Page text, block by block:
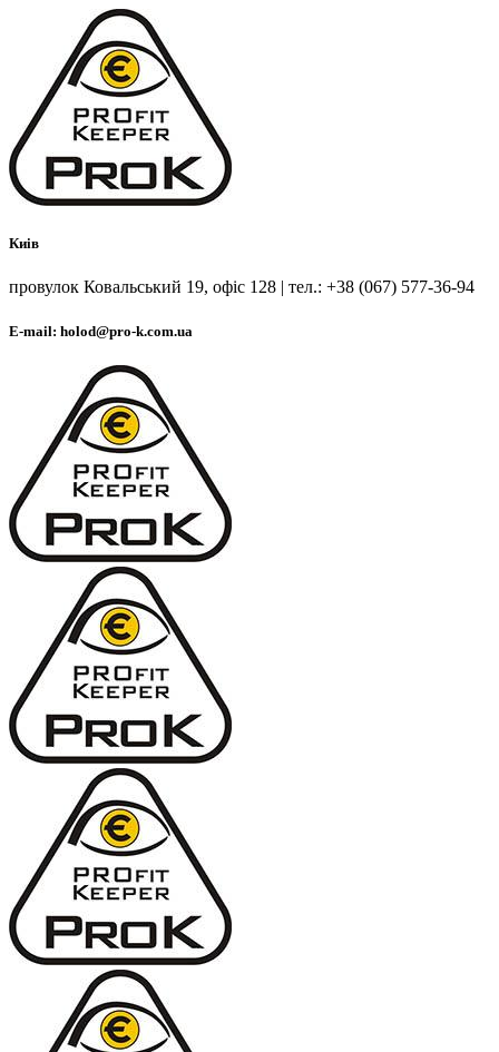
Киів
провулок Ковальський 19, офіс 128 | тел.: +38 (067) 577-36-94
E-mail: holod@pro-k.com.ua